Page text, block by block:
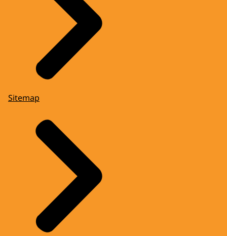
Sitemap